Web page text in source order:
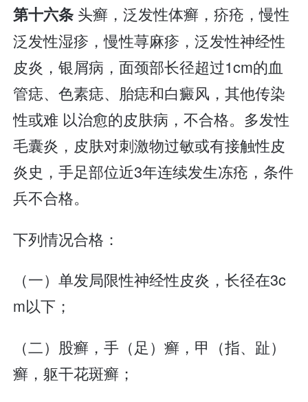
第十六条 头癣，泛发性体癣，疥疮，慢性
泛发性湿疹，慢性荨麻疹，泛发性神经性
皮炎，银屑病，面颈部长径超过1cm的血
管痣、色素痣、胎痣和白癜风，其他传染
性或难 以治愈的皮肤病，不合格。多发性
毛囊炎，皮肤对刺激物过敏或有接触性皮
炎史，手足部位近3年连续发生冻疮，条件
兵不合格。
下列情况合格：
（一）单发局限性神经性皮炎，长径在3c
m以下；
（二）股癣，手（足）癣，甲（指、趾）
癣，躯干花斑癣；